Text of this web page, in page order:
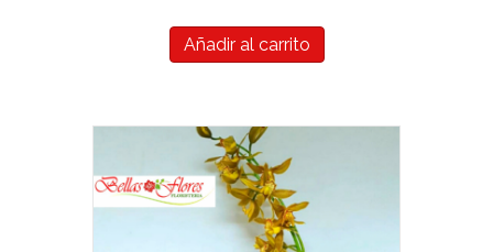
Añadir al carrito